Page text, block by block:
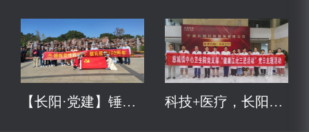
【长阳·党建】锤炼党性践初心，献礼建党100周年 科技+医疗，长阳科技与九院、慈城卫生院党建共建，共促全民健康